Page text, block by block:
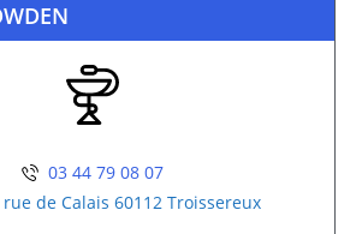
03 44 79 08 07
de Calais 60112 Troissereux